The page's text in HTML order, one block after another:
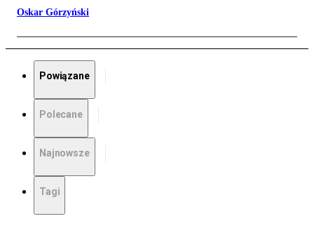
Oskar Górzyński
Powiązane
Polecane
Najnowsze
Tagi